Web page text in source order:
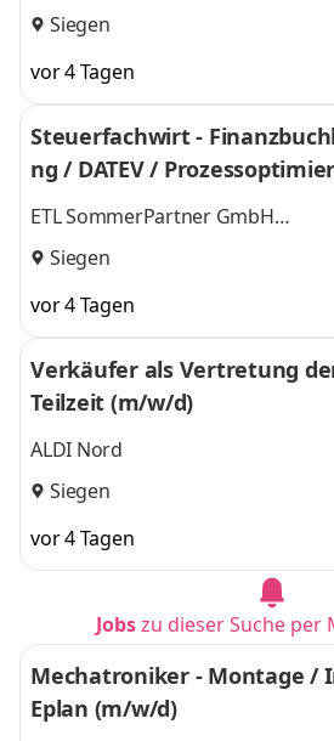
Siegen
vor 4 Tagen
Steuerfachwirt -
ng / DATEV /
ETL SommerPartner GmbH
Steuerberatungsgesellschaft
Siegen
vor 4 Tagen
Verkäufer als Vertretung
Teilzeit (m/w/d)
ALDI Nord
Siegen
vor 4 Tagen
Jobszu dieser Suche per
Mechatroniker - Montage /
Eplan (m/w/d)